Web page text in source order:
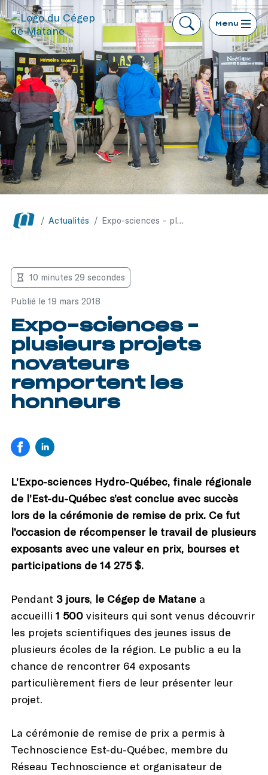
Menu
/ Actualités / Expo-sciences – plusieurs projets novateurs remportent les honneurs
Publié le 19 mars 2018
10 minutes 29 secondes
Expo-sciences –
plusieurs projets
novateurs
remportent les
honneurs
L’Expo-sciences Hydro-Québec, finale régionale
de l’Est-du-Québec s’est conclue avec succès
lors de la cérémonie de remise de prix. Ce fut
l’occasion de récompenser le travail de plusieurs
exposants avec une valeur en prix, bourses et
participations de 14 275 $.
Pendant 3 jours, le Cégep de Matane a
accueilli 1 500 visiteurs qui sont venus découvrir
les projets scientifiques des jeunes issus de
plusieurs écoles de la région. Le public a eu la
chance de rencontrer 64 exposants
particulièrement fiers de leur présenter leur
projet.
La cérémonie de remise de prix a permis à
Technoscience Est-du-Québec, membre du
Réseau Technoscience et organisateur de